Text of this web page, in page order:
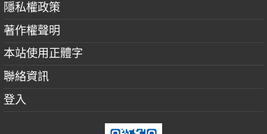
隱私權政策
著作權聲明
本站使用正體字
聯絡資訊
登入